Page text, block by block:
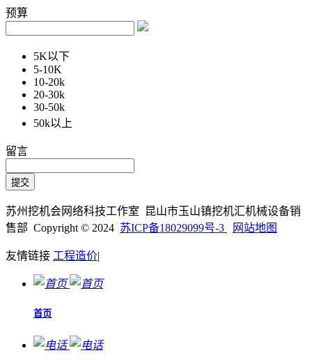
预算
5K以下
5-10K
10-20k
20-30k
30-50k
50k以上
留言
苏州挖机会网络科技工作室 昆山市玉山镇挖机汇机械设备销
售部 Copyright © 2024 苏ICP备18029099号-3 网站地图
友情链接 工程造价|
首页